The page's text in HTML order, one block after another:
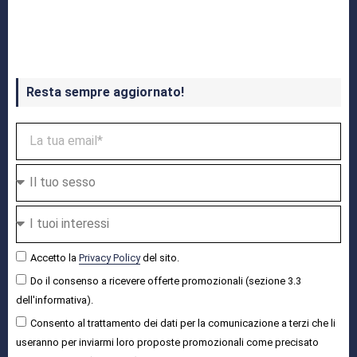
Resta sempre aggiornato!
Accetto la Privacy Policydel sito.
Do il consenso a ricevere offerte promozionali (sezione 3.3
dell'informativa).
Consento al trattamento dei dati per la comunicazione a terzi che li
useranno per inviarmi loro proposte promozionali come precisato